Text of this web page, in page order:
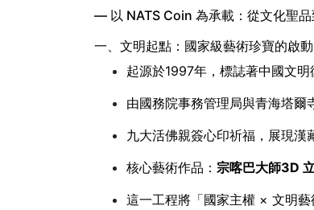
— 以 NATS Coin 為承載：從文化聖品
一、文明起點：國家級藝術珍寶的啟動
起源於1997年，標誌著中國文明
由國務院事務管理局與青海塔爾
九大活佛親簽心印祈福，展現漢
核心藝術作品： 宗喀巴大師3D
這一工程將「國家主權 × 文明